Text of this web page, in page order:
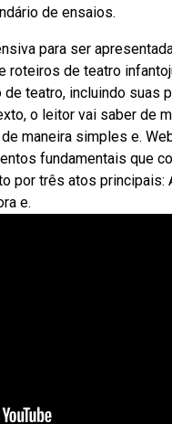
de ensaios.
para ser
roteiros de teatro
teatro, incluindo suas
o leitor vai saber de
maneira simples e.
fundamentais que
por três atos
e.